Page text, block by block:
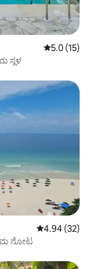
5 ರಲ್ಲಿ 5.0
5.0 (15)
ಸ್ಥಳ
5 ರಲ್ಲಿ 4.94
4.94 (32)
ನೋಟ